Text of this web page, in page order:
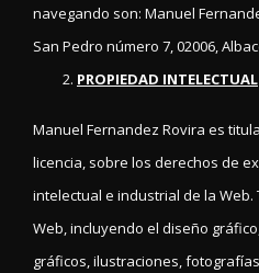
navegando son: Manuel
San Pedro número 7, 02006,
PROPIEDAD INTELECTUAL
Manuel Fernandez Rovira es
licencia, sobre los derechos de
intelectual e industrial de la
Web, incluyendo el diseño
gráficos, ilustraciones,